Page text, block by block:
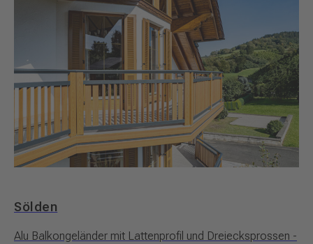
Sölden
Alu Balkongeländer mit Lattenprofil und Dreiecksprossen -